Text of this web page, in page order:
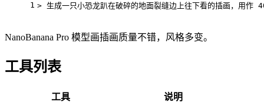
1 > 生成一只小恐龙趴在破碎的地面裂缝边上往下看的插画，用作
NanoBanana Pro 模型画插画质量不错，风格多变。
工具列表
工具
说明